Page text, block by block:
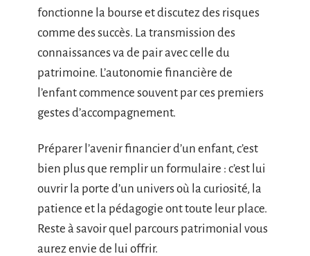
fonctionne la bourse et discutez des risques
comme des succès. La transmission des
connaissances va de pair avec celle du
patrimoine. L’autonomie financière de
l’enfant commence souvent par ces premiers
gestes d’accompagnement.
Préparer l’avenir financier d’un enfant, c’est
bien plus que remplir un formulaire : c’est lui
ouvrir la porte d’un univers où la curiosité, la
patience et la pédagogie ont toute leur place.
Reste à savoir quel parcours patrimonial vous
aurez envie de lui offrir.